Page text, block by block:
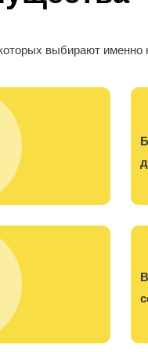
выбирают именно